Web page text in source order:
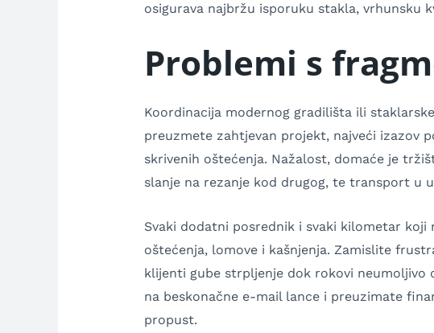
osigurava najbržu isporuku stakla,
Problemi s
Koordinacija modernog gradilišta ili
preuzmete zahtjevan projekt, najveći izazov
skrivenih oštećenja. Nažalost, domaće je
slanje na rezanje kod drugog, te transport u
Svaki dodatni posrednik i svaki kilometar
oštećenja, lomove i kašnjenja. Zamislite
klijenti gube strpljenje dok rokovi
na beskonačne e-mail lance i preuzimate
propust.